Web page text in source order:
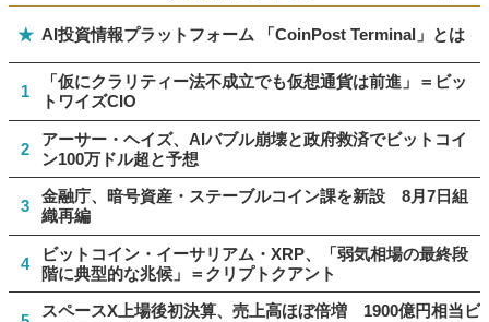
★ AI投資情報プラットフォーム 「CoinPost Terminal」とは
1
「仮にクラリティー法不成立でも仮想通貨は前進」＝ビッ
トワイズCIO
2
アーサー・ヘイズ、AIバブル崩壊と政府救済でビットコイ
ン100万ドル超と予想
3
金融庁、暗号資産・ステーブルコイン課を新設 8月7日組
織再編
4
ビットコイン・イーサリアム・XRP、「弱気相場の最終段
階に典型的な兆候」＝クリプトクアント
スペースX上場後初決算、売上高ほぼ倍増 1900億円相当ビ